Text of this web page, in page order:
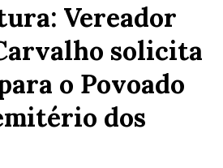
Vereador
solicita
o Povoado
dos